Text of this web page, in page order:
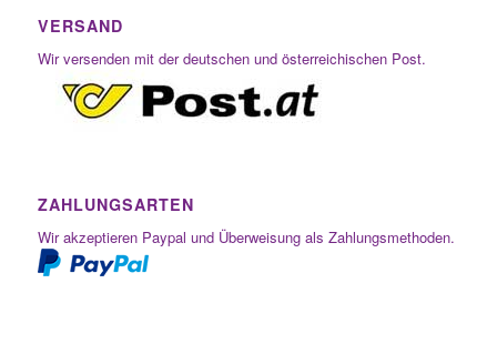
VERSAND
Wir versenden mit der deutschen und österreichischen Post.
ZAHLUNGSARTEN
Wir akzeptieren Paypal und Überweisung als Zahlungsmethoden.